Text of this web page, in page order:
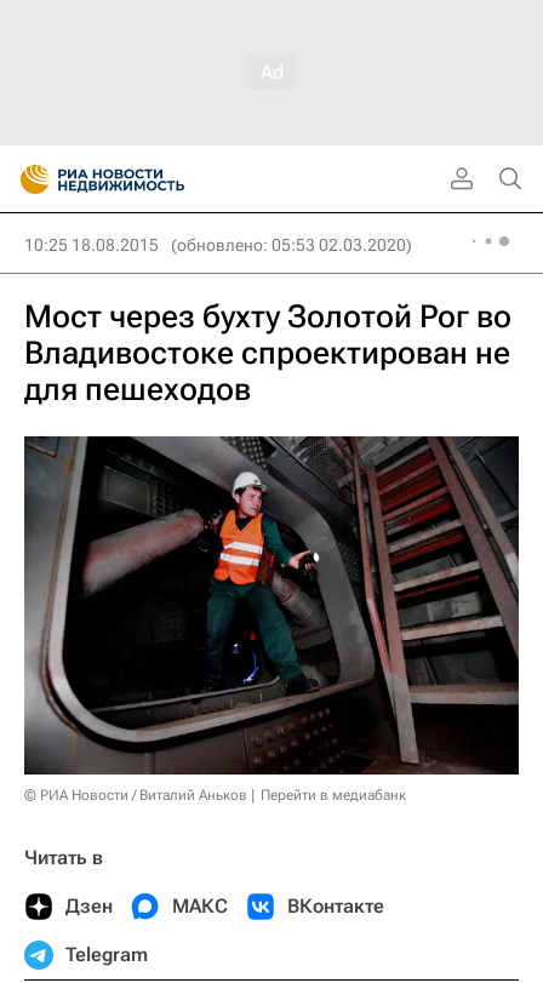
10:25 18.08.2015 (обновлено: 05:53 02.03.2020)
Мост через бухту Золотой Рог во
Владивостоке спроектирован не
для пешеходов
© РИА Новости / Виталий Аньков Перейти в медиабанк
Читать в
Дзен МАКС ВКонтакте
Telegram